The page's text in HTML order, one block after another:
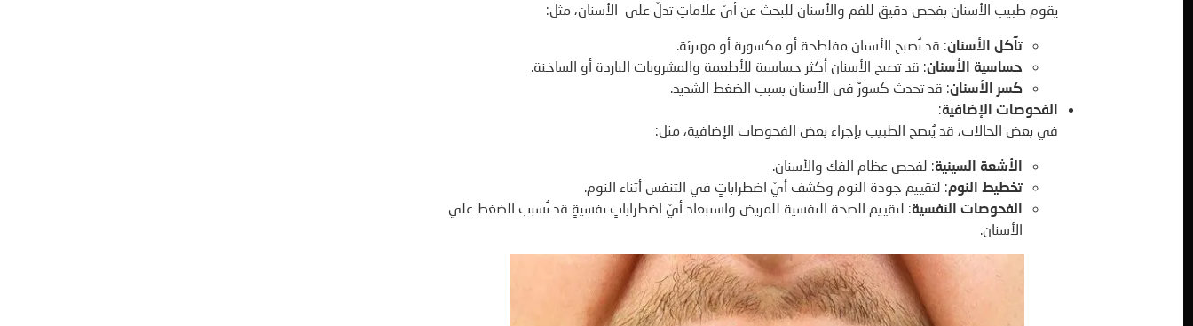
يقوم طبيب الأسنان بفحص دقيق للفم والأسنان للبحث عن أيّ علاماتٍ تدلّ على الأسنان، مثل:
تآكل الأسنان: قد تُصبح الأسنان مفلطحة أو مكسورة أو مهترئة.
حساسية الأسنان: قد تصبح الأسنان أكثر حساسية للأطعمة والمشروبات الباردة أو الساخنة.
كسر الأسنان: قد تحدث كسورٌ في الأسنان بسبب الضغط الشديد.
الفحوصات الإضافية:
في بعض الحالات، قد يُنصح الطبيب بإجراء بعض الفحوصات الإضافية، مثل:
الأشعة السينية: لفحص عظام الفك والأسنان.
تخطيط النوم: لتقييم جودة النوم وكشف أيّ اضطراباتٍ في التنفس أثناء النوم.
الفحوصات النفسية: لتقييم الصحة النفسية للمريض واستبعاد أيّ اضطراباتٍ نفسيةٍ قد تُسبب الضغط علي
الأسنان.